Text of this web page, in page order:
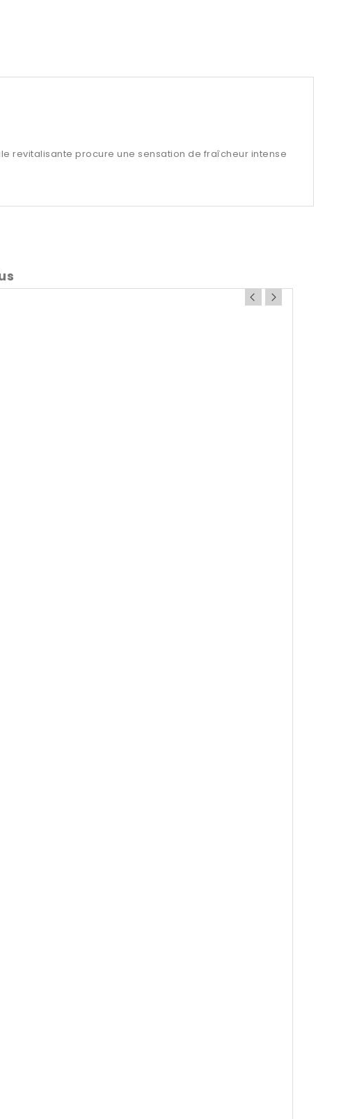
revitalisante procure une sensation de fraîcheur intense